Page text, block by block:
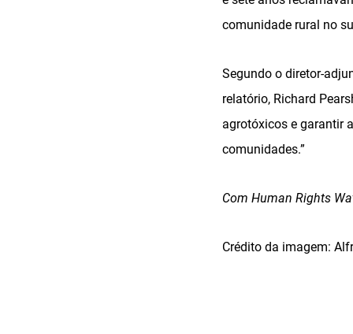
comunidade rural no
Segundo o diretor-
relatório, Richard
agrotóxicos e garantir
comunidades.”
Com Human Rights
Crédito da imagem: